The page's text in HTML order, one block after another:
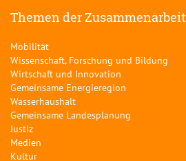
Themen der Zusammenarbeit
Mobilität
Wissenschaft, Forschung und Bildung
Wirtschaft und Innovation
Gemeinsame Energieregion
Wasserhaushalt
Gemeinsame Landesplanung
Justiz
Medien
Kultur